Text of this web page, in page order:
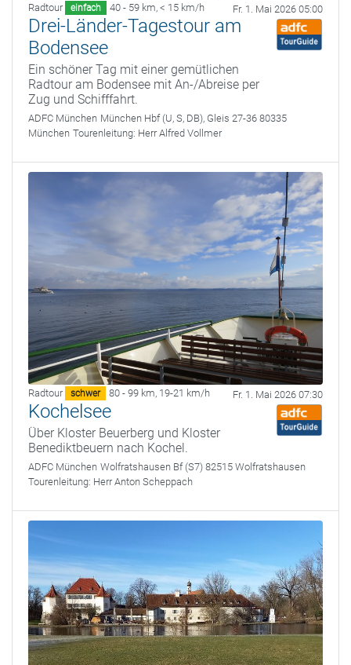
Radtour einfach 40 - 59 km, < 15 km/h Fr. 1. Mai 2026 05:00
Drei-Länder-Tagestour am
Bodensee
Ein schöner Tag mit einer gemütlichen
Radtour am Bodensee mit An-/Abreise per
Zug und Schifffahrt.
ADFC München München Hbf (U, S, DB), Gleis 27-36 80335
München Tourenleitung: Herr Alfred Vollmer
Radtour schwer 80 - 99 km, 19-21 km/h Fr. 1. Mai 2026 07:30
Kochelsee
Über Kloster Beuerberg und Kloster
Benediktbeuern nach Kochel.
ADFC München Wolfratshausen Bf (S7) 82515 Wolfratshausen
Tourenleitung: Herr Anton Scheppach